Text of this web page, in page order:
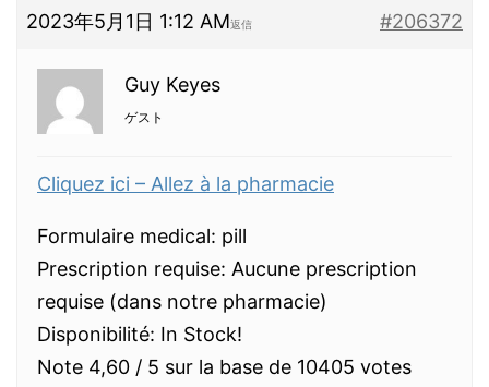
2023年5月1日 1:12 AM #206372
返信
Guy Keyes
ゲスト
Cliquez ici – Allez à la pharmacie
Formulaire medical: pill
Prescription requise: Aucune prescription
requise (dans notre pharmacie)
Disponibilité: In Stock!
Note 4,60 / 5 sur la base de 10405 votes